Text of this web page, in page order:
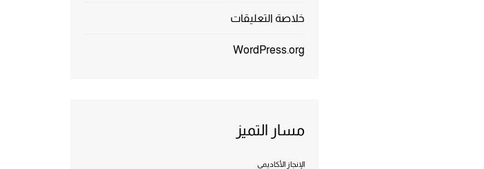
خلاصة التعليقات
WordPress.org
مسار التميز
الإنجاز الأكاديمي